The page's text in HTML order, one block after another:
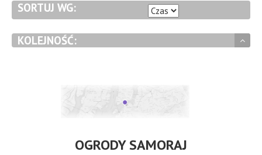
SORTUJ WG:
KOLEJNOŚĆ:
OGRODY SAMORAJ